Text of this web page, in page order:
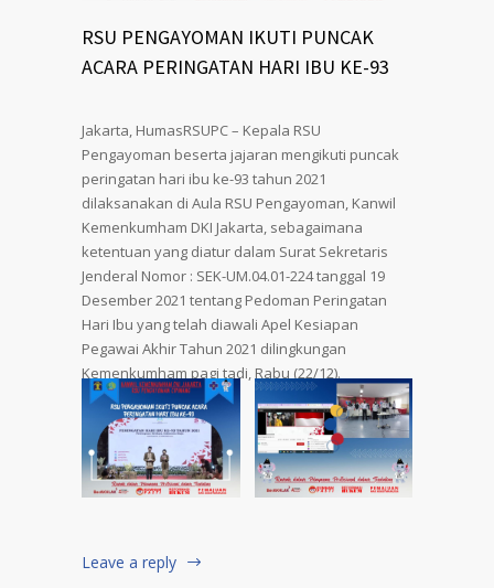
RSU PENGAYOMAN IKUTI PUNCAK
ACARA PERINGATAN HARI IBU KE-93
Jakarta, HumasRSUPC – Kepala RSU
Pengayoman beserta jajaran mengikuti puncak
peringatan hari ibu ke-93 tahun 2021
dilaksanakan di Aula RSU Pengayoman, Kanwil
Kemenkumham DKI Jakarta, sebagaimana
ketentuan yang diatur dalam Surat Sekretaris
Jenderal Nomor : SEK-UM.04.01-224 tanggal 19
Desember 2021 tentang Pedoman Peringatan
Hari Ibu yang telah diawali Apel Kesiapan
Pegawai Akhir Tahun 2021 dilingkungan
Kemenkumham pagi tadi, Rabu (22/12).
Leave a reply